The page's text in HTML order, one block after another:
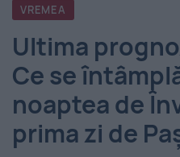
România
-
Evenimentul
Zilei
VREMEA
Ultima
Ce se
noaptea de
prima zi de